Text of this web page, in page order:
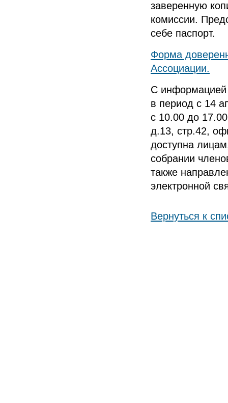
заверенную
комиссии.
себе паспорт.
Форма
Ассоциации.
С информацией
в период с 14
с 10.00 до
д.13, стр.42,
доступна
собрании
также
электронной
Вернуться к